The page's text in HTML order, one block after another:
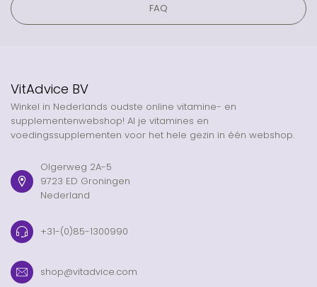
FAQ
VitAdvice BV
Winkel in Nederlands oudste online vitamine- en
supplementenwebshop! Al je vitamines en
voedingssupplementen voor het hele gezin in één webshop.
Olgerweg 2A-5
9723 ED Groningen
Nederland
+31-(0)85-1300990
shop@vitadvice.com